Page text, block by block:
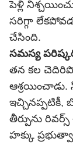
పెళ్లి
సరిగ్గా
చేసింది.
సమస్య
తన కల
ఆశ్రయించాడు.
ఇచ్చినప్పటికీ,
తీర్పును
హక్కు